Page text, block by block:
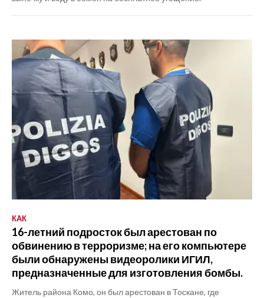
КАК
16-летний подросток был арестован по
обвинению в терроризме; на его компьютере
были обнаружены видеоролики ИГИЛ,
предназначенные для изготовления бомбы.
Житель района Комо, он был арестован в Тоскане, где